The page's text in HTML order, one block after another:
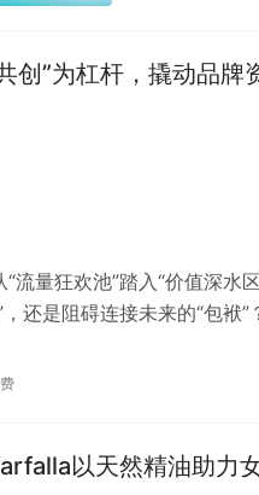
创”为杠杆，撬动品牌
流量狂欢池”踏入“价值深
还是阻碍连接未来的“包袱
以天然精油助力